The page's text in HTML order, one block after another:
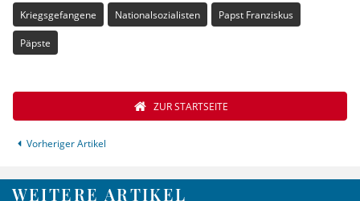
Kriegsgefangene Nationalsozialisten Papst Franziskus
Päpste
Vorheriger Artikel
ZUR STARTSEITE
WEITERE ARTIKEL